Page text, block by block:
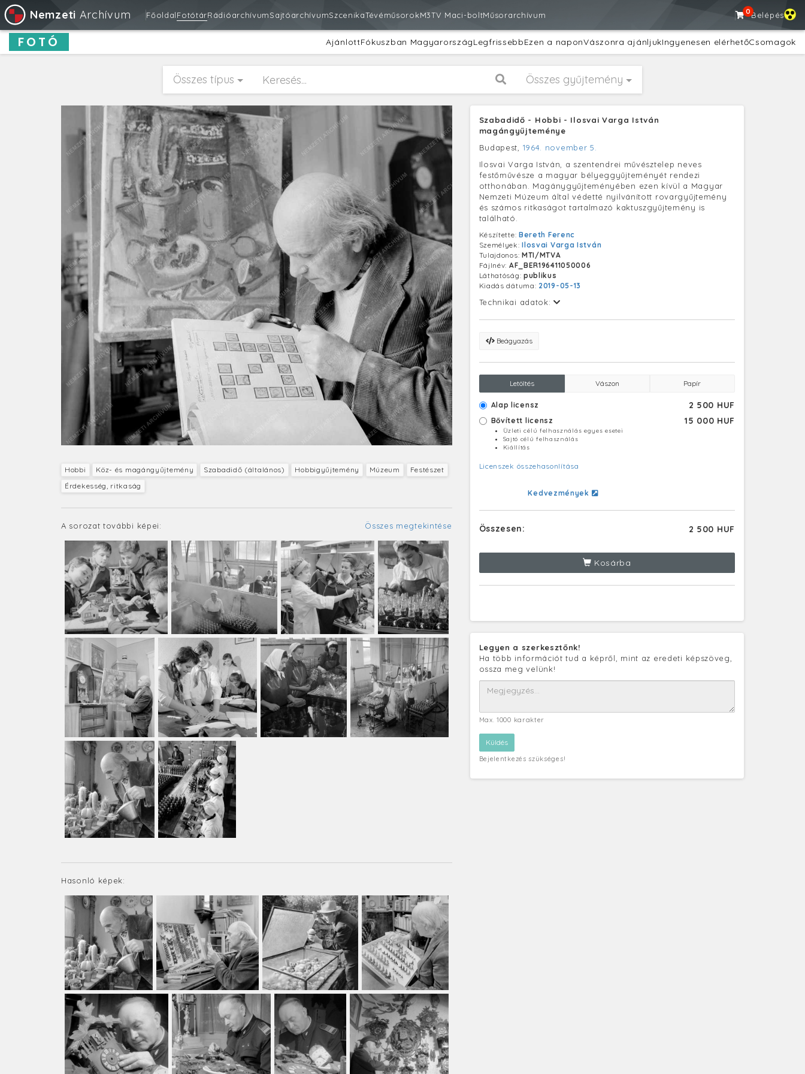
Nemzeti Archívum FőoldalFotótárRádióarchívumSajtóarchívumSzcenikaTévéműsorokM3TV Maci-boltMűsorarchívum 0Belépés
FOTÓ AjánlottFókuszban MagyarországLegfrissebbEzen a naponVászonra ajánljukIngyenesen elérhetőCsomagok
Összes típus Összes gyűjtemény
Hobbi Köz- és magángyűjtemény Szabadidő (általános) Hobbigyűjtemény Múzeum
Festészet
Érdekesség, ritkaság
A sorozat további képei: Összes megtekintése
Hasonló képek:
Szabadidő - Hobbi - Ilosvai Varga István
magángyűjteménye
Budapest, 1964. november 5.
Ilosvai Varga István, a szentendrei művésztelep neves
festőművésze a magyar bélyeggyűjteményét rendezi
otthonában. Magánygyűjteményében ezen kívül a Magyar
Nemzeti Múzeum által védetté nyilvánított rovargyűjtemény
és számos ritkaságot tartalmazó kaktuszgyűjtemény is
található.
Készítette: Bereth Ferenc
Személyek:Ilosvai Varga István
Tulajdonos: MTI/MTVA
Fájlnév: AF_BER196411050006
Láthatóság: publikus
Kiadás dátuma: 2019-05-13
Technikai adatok:
Beágyazás
Letöltés Vászon Papír
Alap licensz 2 500 HUF
Bővített licensz 15 000 HUF
Üzleti célú felhasználás egyes esetei
Sajtó célú felhasználás
Kiállítás
Licenszek összehasonlítása
Kedvezmények
Összesen: 2 500 HUF
Kosárba
Legyen a szerkesztőnk!
Ha több információt tud a képről, mint az eredeti képszöveg,
ossza meg velünk!
Max. 1000 karakter
Bejelentkezés szükséges!